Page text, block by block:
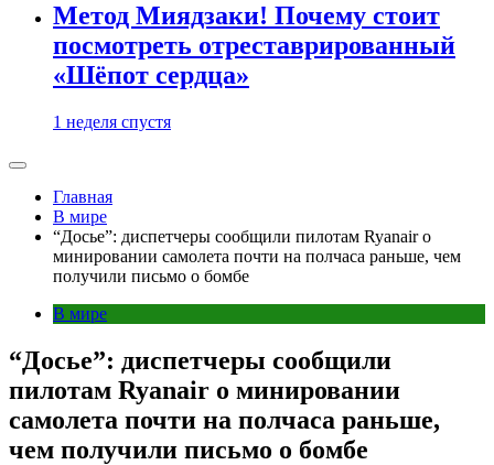
Метод Миядзаки! Почему стоит
посмотреть отреставрированный
«Шёпот сердца»
1 неделя спустя
Главная
В мире
“Досье”: диспетчеры сообщили пилотам Ryanair о
минировании самолета почти на полчаса раньше, чем
получили письмо о бомбе
В мире
“Досье”: диспетчеры сообщили
пилотам Ryanair о минировании
самолета почти на полчаса раньше,
чем получили письмо о бомбе